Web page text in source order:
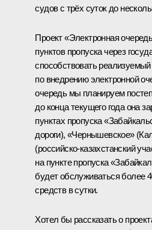
судов с трёх суток до
Проект «Электронная
пунктов пропуска через
способствовать
по внедрению электронной
очередь мы планируем
до конца текущего года она
пунктах пропуска
дороги), «Чернышевское»
(российско-казахстанский
на пункте пропуска
будет обслуживаться более
средств в сутки.
Хотел бы рассказать о